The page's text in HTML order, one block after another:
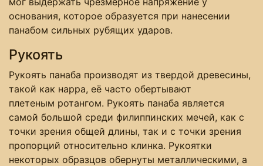
основания, которое образуется при нанесении
панабом сильных рубящих ударов.
Рукоять
Рукоять панаба производят из твердой древесины,
такой как нарра, её часто обертывают
плетеным ротангом. Рукоять панаба является
самой большой среди филиппинских мечей, как с
точки зрения общей длины, так и с точки зрения
пропорций относительно клинка. Рукоятки
некоторых образцов обернуты металлическими, а